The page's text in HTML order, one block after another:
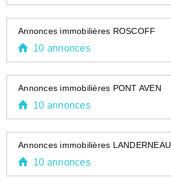
Annonces immobilières ROSCOFF
10 annonces
Annonces immobilières PONT AVEN
10 annonces
Annonces immobilières LANDERNEAU
10 annonces